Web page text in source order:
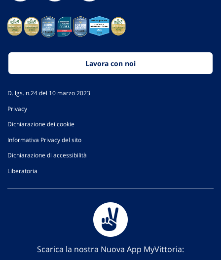
Lavora con noi
D. lgs. n.24 del 10 marzo 2023
Privacy
Dichiarazione dei cookie
Informativa Privacy del sito
Dichiarazione di accessibilità
Liberatoria
Scarica la nostra Nuova App MyVittoria: